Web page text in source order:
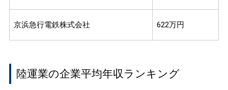
京浜急行電鉄株式会社 622万円
陸運業の企業平均年収ランキング